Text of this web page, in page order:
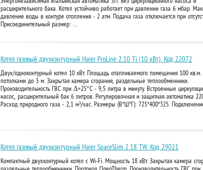
расширительного бака. Котел устойчиво работает при давлении газа 6 мбар.
давление воды в контуре отопления - 2 атм. Подача газа отключается при
Присоединительный размер: …
Котел газовый двухконтурный Haier ProLine 2.10 Ti (10 кВт). Код 22072
Двух/одноконтурный котел 10 кВт. Площадь отапливаемого помещения 100 кв.м.
потолками до 3 м. Закрытая камера сгорания, раздельные теплообменники.
Производительность ГВС при Δ=25°С - 9,5 литра в минуту. Встроенные
насос, расширительный бак 6 литров. Регулировочная и защитная автоматика
Расход природного газа - 2,1 м³/час. Размеры (В*Ш*Г): 725*400*325.
Котел газовый двухконтурный Haier SpaceSlim 2.18 TW. Код 29021
Компактный двухконтурный котел с Wi-Fi. Мощность 18 кВт. Закрытая камера